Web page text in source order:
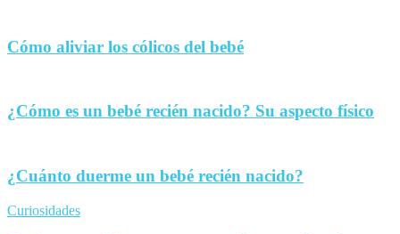
Cómo aliviar los cólicos del bebé
¿Cómo es un bebé recién nacido? Su aspecto físico
¿Cuánto duerme un bebé recién nacido?
Curiosidades